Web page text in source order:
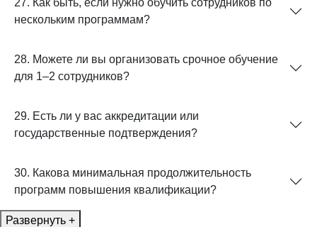
27. Как быть, если нужно обучить сотрудников по
нескольким программам?
28. Можете ли вы организовать срочное обучение
для 1–2 сотрудников?
29. Есть ли у вас аккредитации или
государственные подтверждения?
30. Какова минимальная продолжительность
программ повышения квалификации?
Развернуть +